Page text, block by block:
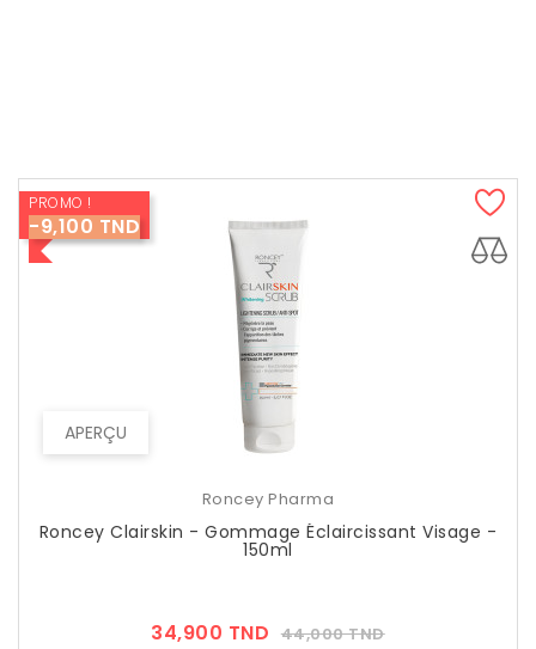
APERÇU
PROMO !
-9,100 TND
Roncey Pharma
Roncey Clairskin - Gommage Éclaircissant Visage -
150ml
34,900 TND Prix
44,000 TNDPrix